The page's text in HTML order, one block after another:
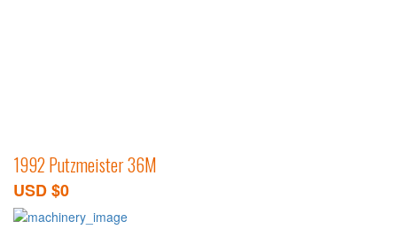
1992 Putzmeister 36M
USD $0